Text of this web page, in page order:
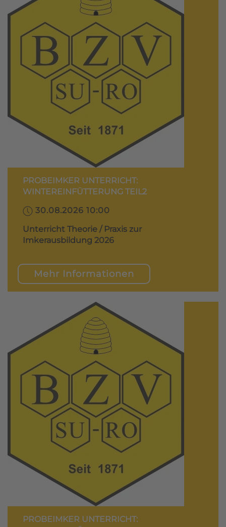
PROBEIMKER UNTERRICHT:
WINTEREINFÜTTERUNG TEIL2
30.08.2026 10:00
Unterricht Theorie / Praxis zur
Imkerausbildung 2026
Mehr Informationen
PROBEIMKER UNTERRICHT: